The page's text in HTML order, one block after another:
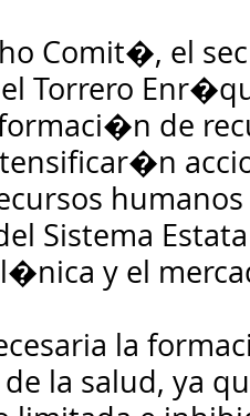
Comit�, el
Torrero
de
Sistema
y el
la
la salud, ya